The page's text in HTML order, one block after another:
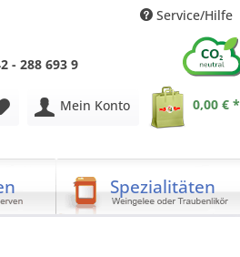
Service/Hilfe
- 288 693 9
Mein Konto 0,00 € *
Spezialitäten